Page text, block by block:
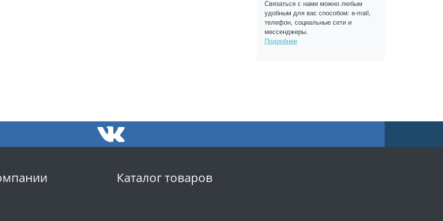
Связаться с нами можно любым
удобным для вас способом: e-mail,
телефон, социальные сети и
мессенджеры.
Подробнее
Каталог товаров